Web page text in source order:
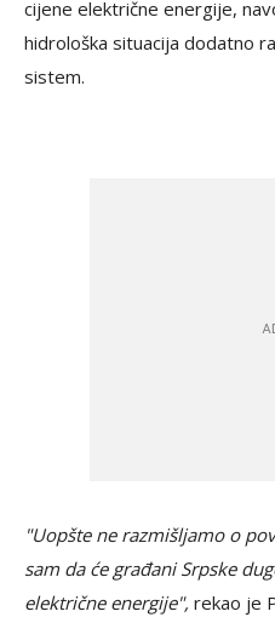
cijene električne energije,
hidrološka situacija dodatno
sistem.
"Uopšte ne razmišljamo o
sam da će građani Srpske
električne energije", rekao je